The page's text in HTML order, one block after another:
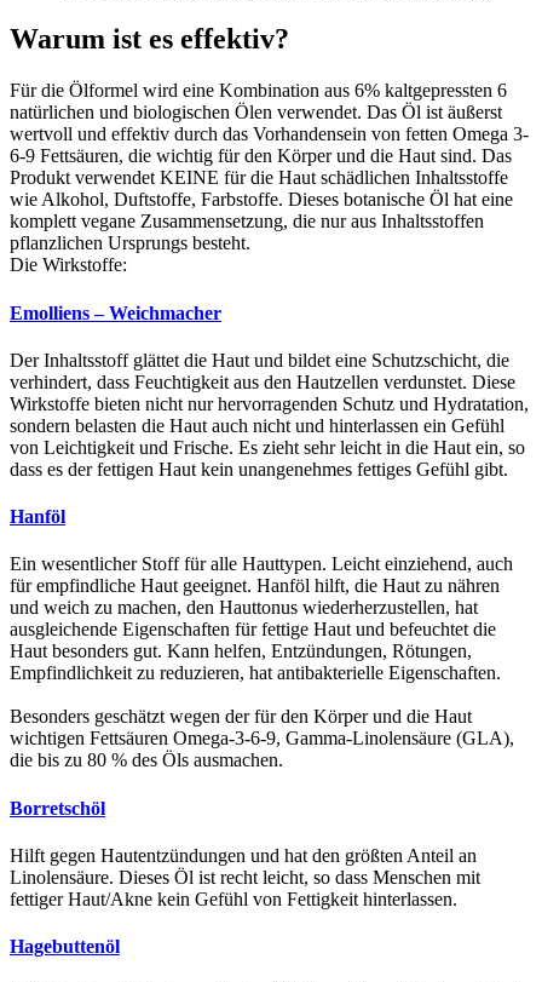
Warum ist es effektiv?
Für die Ölformel wird eine Kombination aus 6% kaltgepressten 6
natürlichen und biologischen Ölen verwendet. Das Öl ist äußerst
wertvoll und effektiv durch das Vorhandensein von fetten Omega 3-
6-9 Fettsäuren, die wichtig für den Körper und die Haut sind. Das
Produkt verwendet KEINE für die Haut schädlichen Inhaltsstoffe
wie Alkohol, Duftstoffe, Farbstoffe. Dieses botanische Öl hat eine
komplett vegane Zusammensetzung, die nur aus Inhaltsstoffen
pflanzlichen Ursprungs besteht.
Die Wirkstoffe:
Emolliens – Weichmacher
Der Inhaltsstoff glättet die Haut und bildet eine Schutzschicht, die
verhindert, dass Feuchtigkeit aus den Hautzellen verdunstet. Diese
Wirkstoffe bieten nicht nur hervorragenden Schutz und Hydratation,
sondern belasten die Haut auch nicht und hinterlassen ein Gefühl
von Leichtigkeit und Frische. Es zieht sehr leicht in die Haut ein, so
dass es der fettigen Haut kein unangenehmes fettiges Gefühl gibt.
Hanföl
Ein wesentlicher Stoff für alle Hauttypen. Leicht einziehend, auch
für empfindliche Haut geeignet. Hanföl hilft, die Haut zu nähren
und weich zu machen, den Hauttonus wiederherzustellen, hat
ausgleichende Eigenschaften für fettige Haut und befeuchtet die
Haut besonders gut. Kann helfen, Entzündungen, Rötungen,
Empfindlichkeit zu reduzieren, hat antibakterielle Eigenschaften.
Besonders geschätzt wegen der für den Körper und die Haut
wichtigen Fettsäuren Omega-3-6-9, Gamma-Linolensäure (GLA),
die bis zu 80 % des Öls ausmachen.
Borretschöl
Hilft gegen Hautentzündungen und hat den größten Anteil an
Linolensäure. Dieses Öl ist recht leicht, so dass Menschen mit
fettiger Haut/Akne kein Gefühl von Fettigkeit hinterlassen.
Hagebuttenöl